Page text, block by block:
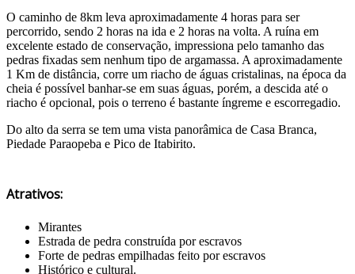
O caminho de 8km leva aproximadamente 4 horas para ser
percorrido, sendo 2 horas na ida e 2 horas na volta. A ruína em
excelente estado de conservação, impressiona pelo tamanho das
pedras fixadas sem nenhum tipo de argamassa. A aproximadamente
1 Km de distância, corre um riacho de águas cristalinas, na época da
cheia é possível banhar-se em suas águas, porém, a descida até o
riacho é opcional, pois o terreno é bastante íngreme e escorregadio.
Do alto da serra se tem uma vista panorâmica de Casa Branca,
Piedade Paraopeba e Pico de Itabirito.
Atrativos:
Mirantes
Estrada de pedra construída por escravos
Forte de pedras empilhadas feito por escravos
Histórico e cultural.